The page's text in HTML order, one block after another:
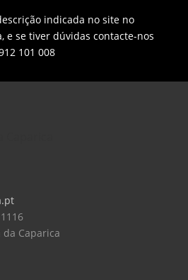
indicada no site no
e se tiver dúvidas contacte-nos
101 008
da Caparica